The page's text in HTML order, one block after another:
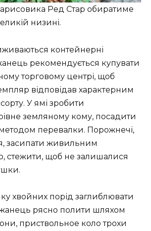
Ред Стар обиратиме
низині.
контейнерні
рекомендується купувати
торговому центрі, щоб
відповідав характерним
У ямі зробити
земляному кому, посадити
перевалки. Порожнечі,
засипати живильним
стежити, щоб не залишалися
хвойних порід заглиблювати
рясно полити шляхом
приствольное коло трохи